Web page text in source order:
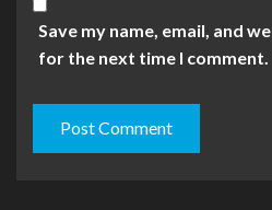
Save my name, email, and
for the next time I comment.